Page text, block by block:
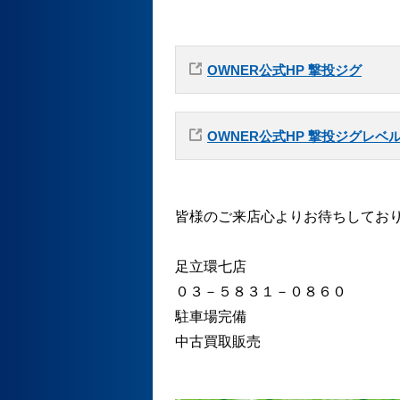
OWNER公式HP 撃投ジグ
OWNER公式HP 撃投ジグレベ
皆様のご来店心よりお待ちしてお
足立環七店
０３－５８３１－０８６０
駐車場完備
中古買取販売